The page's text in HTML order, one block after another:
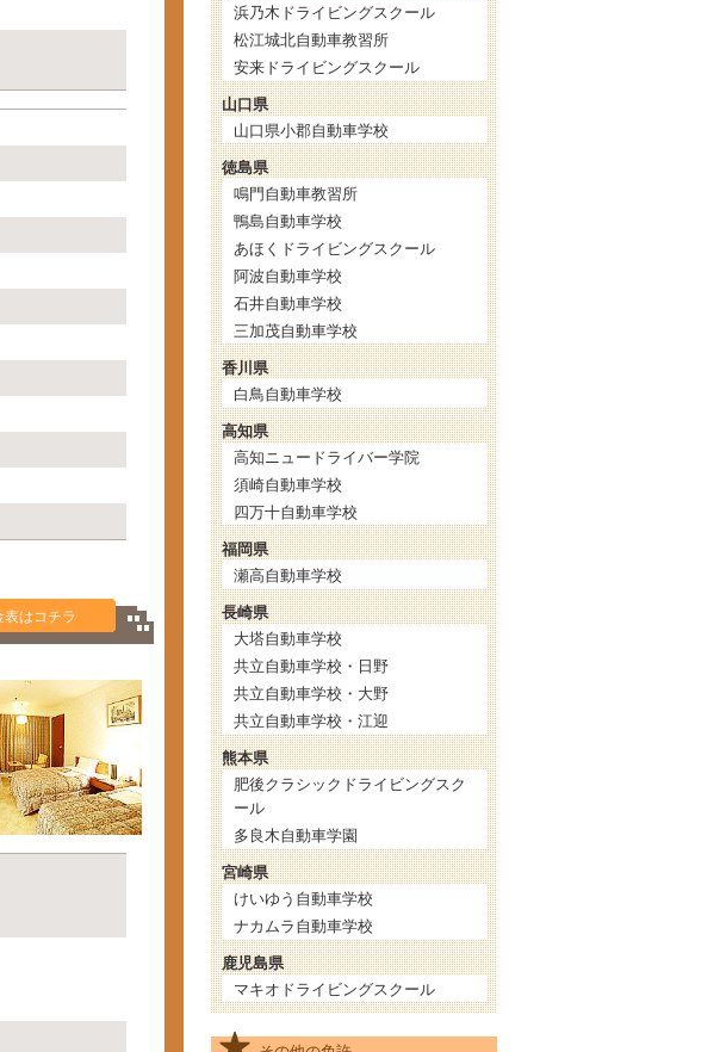
表はコチラ
浜乃木ドライビングスクール
松江城北自動車教習所
安来ドライビングスクール
山口県
山口県小郡自動車学校
徳島県
鳴門自動車教習所
鴨島自動車学校
あほくドライビングスクール
阿波自動車学校
石井自動車学校
三加茂自動車学校
香川県
白鳥自動車学校
高知県
高知ニュードライバー学院
須崎自動車学校
四万十自動車学校
福岡県
瀬高自動車学校
長崎県
大塔自動車学校
共立自動車学校・日野
共立自動車学校・大野
共立自動車学校・江迎
熊本県
肥後クラシックドライビングスク
ール
多良木自動車学園
宮崎県
けいゆう自動車学校
ナカムラ自動車学校
鹿児島県
マキオドライビングスクール